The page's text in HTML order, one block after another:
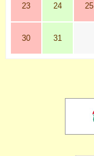
23 24 25
30 31